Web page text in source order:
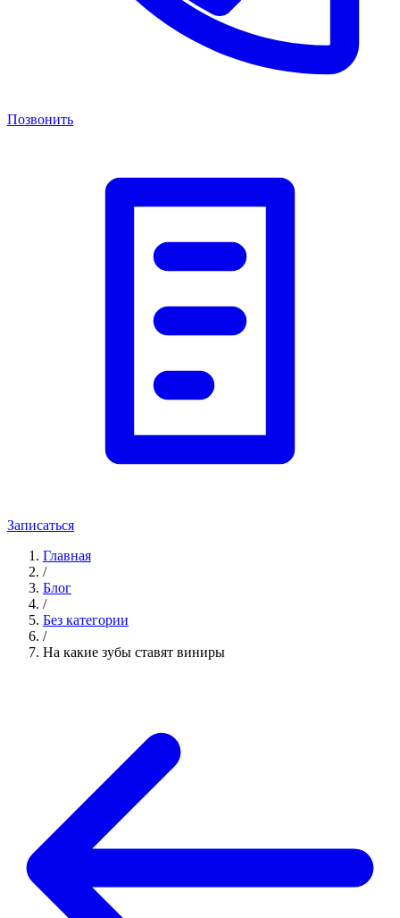
Позвонить
Записаться
Главная
/
Блог
/
Без категории
/
На какие зубы ставят виниры